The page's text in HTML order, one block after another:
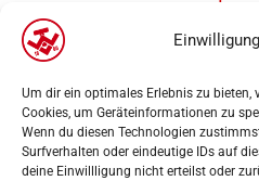
Um dir ein optimales Erlebnis zu bieten,
Cookies, um Geräteinformationen zu
Wenn du diesen Technologien
Surfverhalten oder eindeutige IDs auf
deine Einwillligung nicht erteilst oder